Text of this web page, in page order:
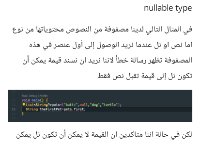
nullable type
في المثال التالي لدينا مصفوفة من النصوص محتوياتها من نوع
اما نص او نل عندما نريد الوصول إلى أول عنصر في هذه
المصفوفة تظهر رسالة خطأ لاننا نريد ان نسند قيمة يمكن أن
تكون نل إلى قيمة تقبل نص فقط
لكن في حالة اننا متاكدين ان القيمة لا يمكن أن تكون نل يمكن